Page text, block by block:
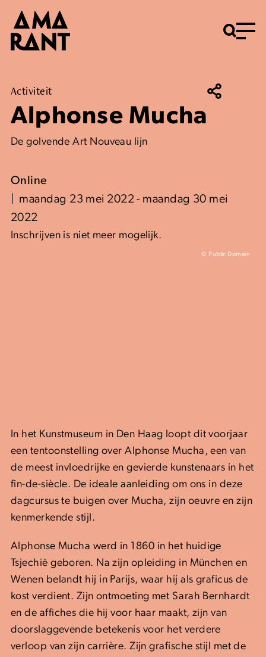
Menu
Activiteit
Alphonse Mucha
De golvende Art Nouveau lijn
Online
maandag 23 mei 2022 - maandag 30 mei
2022
Inschrijven is niet meer mogelijk.
© Public Domain
In het Kunstmuseum in Den Haag loopt dit voorjaar
een tentoonstelling over Alphonse Mucha, een van
de meest invloedrijke en gevierde kunstenaars in het
fin-de-siècle. De ideale aanleiding om ons in deze
dagcursus te buigen over Mucha, zijn oeuvre en zijn
kenmerkende stijl.
Alphonse Mucha werd in 1860 in het huidige
Tsjechië geboren. Na zijn opleiding in München en
Wenen belandt hij in Parijs, waar hij als graficus de
kost verdient. Zijn ontmoeting met Sarah Bernhardt
en de affiches die hij voor haar maakt, zijn van
doorslaggevende betekenis voor het verdere
verloop van zijn carrière. Zijn grafische stijl met de